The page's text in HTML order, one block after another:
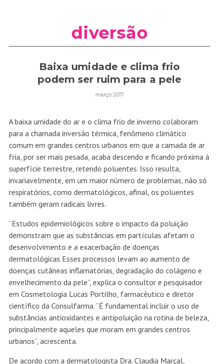
diversão
Baixa umidade e clima frio
podem ser ruim para a pele
março 2017
A baixa umidade do ar e o clima frio de inverno colaboram
para a chamada inversão térmica, fenômeno climático
comum em grandes centros urbanos em que a camada de ar
fria, por ser mais pesada, acaba descendo e ficando próxima à
superfície terrestre, retendo poluentes. Isso resulta,
invariavelmente, em um maior número de problemas, não só
respiratórios, como dermatológicos, afinal, os poluentes
também geram radicais livres.
“Estudos epidemiológicos sobre o impacto da poluição
demonstram que as substâncias em partículas afetam o
desenvolvimento e a exacerbação de doenças
dermatológicas Esses processos levam ao aumento de
doenças cutâneas inflamatórias, degradação do colágeno e
envelhecimento da pele”, explica o consultor e pesquisador
em Cosmetologia Lucas Portilho, farmacêutico e diretor
científico da Consulfarma. “É fundamental incluir o uso de
substâncias antioxidantes e antipoluição na rotina de beleza,
principalmente aqueles que moram em grandes centros
urbanos”, acrescenta.
De acordo com a dermatologista Dra. Claudia Marçal,